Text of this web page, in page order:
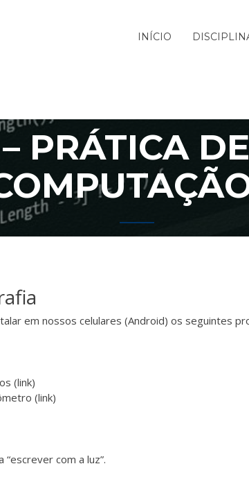
INÍCIO
PRÁTICA
em nossos celulares (Android) os seguintes
(link)
(link)
com a luz”.